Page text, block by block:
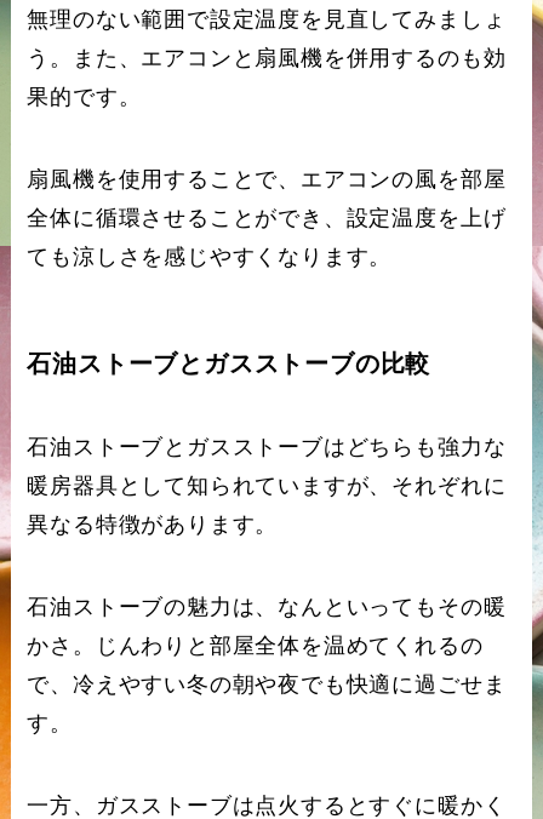
無理のない範囲で設定温度を見直してみましょ
う。また、エアコンと扇風機を併用するのも効
果的です。
扇風機を使用することで、エアコンの風を部屋
全体に循環させることができ、設定温度を上げ
ても涼しさを感じやすくなります。
石油ストーブとガスストーブの比較
石油ストーブとガスストーブはどちらも強力な
暖房器具として知られていますが、それぞれに
異なる特徴があります。
石油ストーブの魅力は、なんといってもその暖
かさ。じんわりと部屋全体を温めてくれるの
で、冷えやすい冬の朝や夜でも快適に過ごせま
す。
一方、ガスストーブは点火するとすぐに暖かく